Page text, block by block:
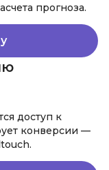
прогноза.
доступ к
конверсии —